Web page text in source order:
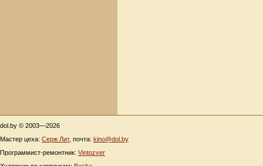
dol.by © 2003—2026
Мастер цеха: Серж Лит, почта: kino@dol.by
Программист-ремонтник: Vintozver